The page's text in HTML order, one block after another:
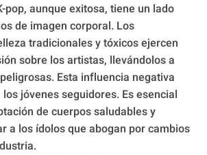
pop, aunque exitosa, tiene un lado
de imagen corporal. Los
tradicionales y tóxicos ejercen
sobre los artistas, llevándolos a
Esta influencia negativa
jóvenes seguidores. Es esencial
de cuerpos saludables y
a los ídolos que abogan por cambios